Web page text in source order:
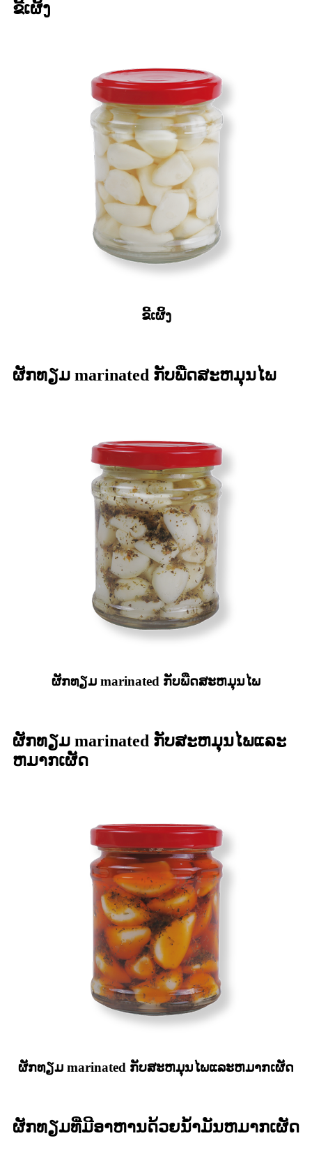
ຂີ້ເຜິ້ງ
ຂີ້ເຜິ້ງ
ຜັກທຽມ marinated ກັບພືດສະຫມຸນໄພ
ຜັກທຽມ marinated ກັບພືດສະຫມຸນໄພ
ຜັກທຽມ marinated ກັບສະຫມຸນໄພແລະ
ຫມາກເຜັດ
ຜັກທຽມ marinated ກັບສະຫມຸນໄພແລະຫມາກເຜັດ
ຜັກທຽມທີ່ມີອາຫານດ້ວຍນ້ໍາມັນຫມາກເຜັດ